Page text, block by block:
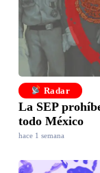
Radar
La SEP
todo México
hace 1 semana